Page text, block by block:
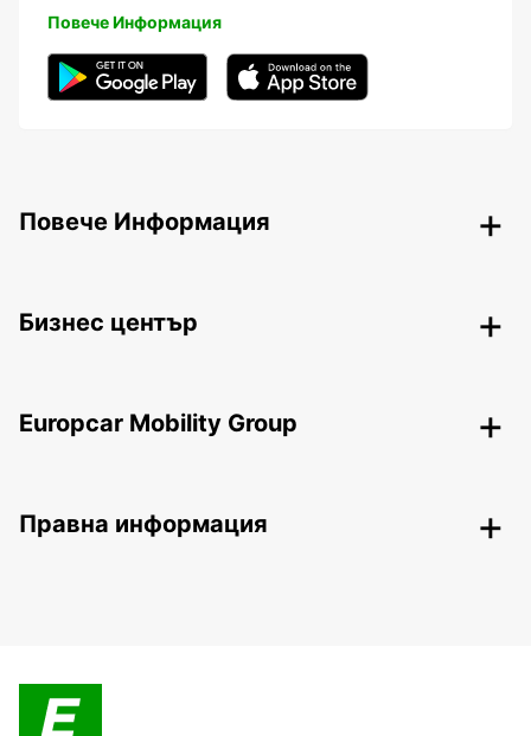
Повече Информация
Повече Информация
Бизнес център
Europcar Mobility Group
Правна информация